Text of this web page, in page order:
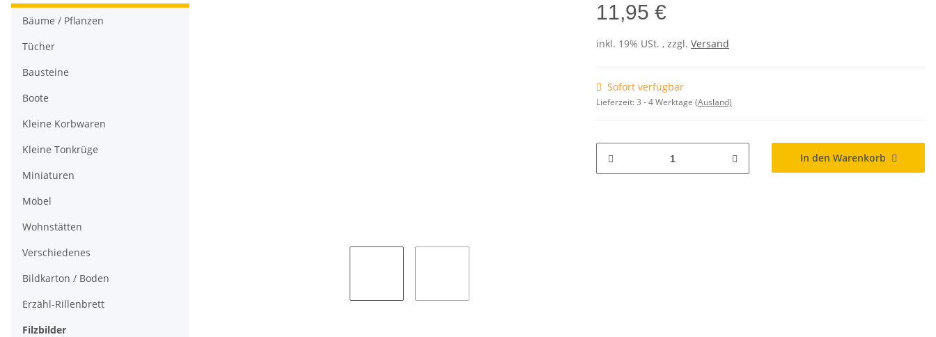
11,95 €
inkl. 19% USt. , zzgl. Versand
Sofort verfügbar
Lieferzeit:3 - 4 Werktage (Ausland)
In den Warenkorb
Bäume / Pflanzen
Tücher
Bausteine
Boote
Kleine Korbwaren
Kleine Tonkrüge
Miniaturen
Möbel
Wohnstätten
Verschiedenes
Bildkarton / Boden
Erzähl-Rillenbrett
Filzbilder